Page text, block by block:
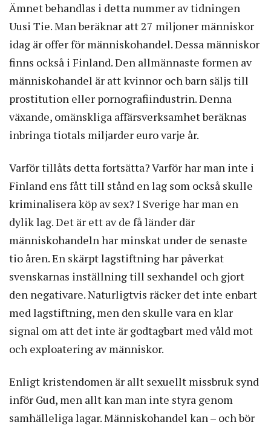
Ämnet behandlas i detta nummer av tidningen
Uusi Tie. Man beräknar att 27 miljoner människor
idag är offer för människohandel. Dessa människor
finns också i Finland. Den allmännaste formen av
människohandel är att kvinnor och barn säljs till
prostitution eller pornografiindustrin. Denna
växande, omänskliga affärsverksamhet beräknas
inbringa tiotals miljarder euro varje år.
Varför tillåts detta fortsätta? Varför har man inte i
Finland ens fått till stånd en lag som också skulle
kriminalisera köp av sex? I Sverige har man en
dylik lag. Det är ett av de få länder där
människohandeln har minskat under de senaste
tio åren. En skärpt lagstiftning har påverkat
svenskarnas inställning till sexhandel och gjort
den negativare. Naturligtvis räcker det inte enbart
med lagstiftning, men den skulle vara en klar
signal om att det inte är godtagbart med våld mot
och exploatering av människor.
Enligt kristendomen är allt sexuellt missbruk synd
inför Gud, men allt kan man inte styra genom
samhälleliga lagar. Människohandel kan – och bör